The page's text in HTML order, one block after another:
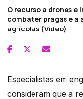
O recurso a drones e
combater pragas e a
agrícolas (Vídeo)
Especialistas em
consideram que a